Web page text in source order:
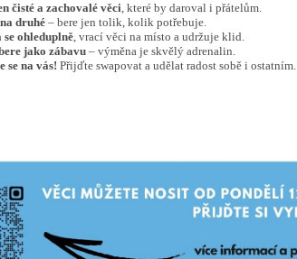
čisté a zachovalé věci, které by daroval i přátelům.
druhé– bere jen tolik, kolik potřebuje.
se ohleduplně, vrací věci na místo a udržuje klid.
jako zábavu– výměna je skvělý adrenalin.
se na vás! Přijďte swapovat a udělat radost sobě i ostatním.